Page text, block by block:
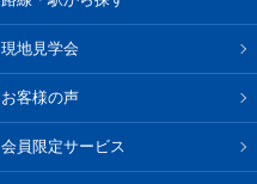
現地見学会
お客様の声
会員限定サービス